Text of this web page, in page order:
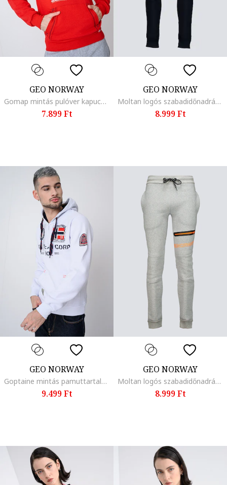
GEO NORWAY
Gomap mintás pulóver kapucnival és kenguruzsebbel, Piros/Mandarinszín/Khaki
7.899 Ft
GEO NORWAY
Moltan logós szabadidőnadrág, Tengerészkék
8.999 Ft
GEO NORWAY
Goptaine mintás pamuttartalmú pulóver kapucnival, Piros/Fehér/Sötétkék
9.499 Ft
GEO NORWAY
Moltan logós szabadidőnadrág, Világosszürke/Mandarinszín
8.999 Ft